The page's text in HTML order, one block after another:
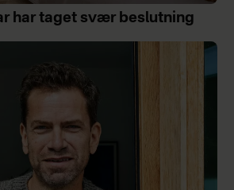
har taget svær beslutning